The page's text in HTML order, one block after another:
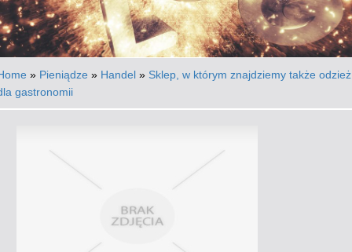
» Pieniądze » Handel » Sklep, w którym znajdziemy także odzież
gastronomii